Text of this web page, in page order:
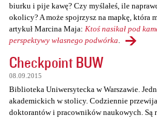
biurku i pije kawę? Czy myślałeś, ile
okolicy? A może spojrzysz na mapkę, która
artykuł Marcina Maja: Ktoś nasikał pod
perspektywy własnego podwórka
Checkpoint BUW
08.09.2015
Biblioteka Uniwersytecka w Warszawie.
akademickich w stolicy. Codziennie
doktorantów i pracowników naukowych. Są